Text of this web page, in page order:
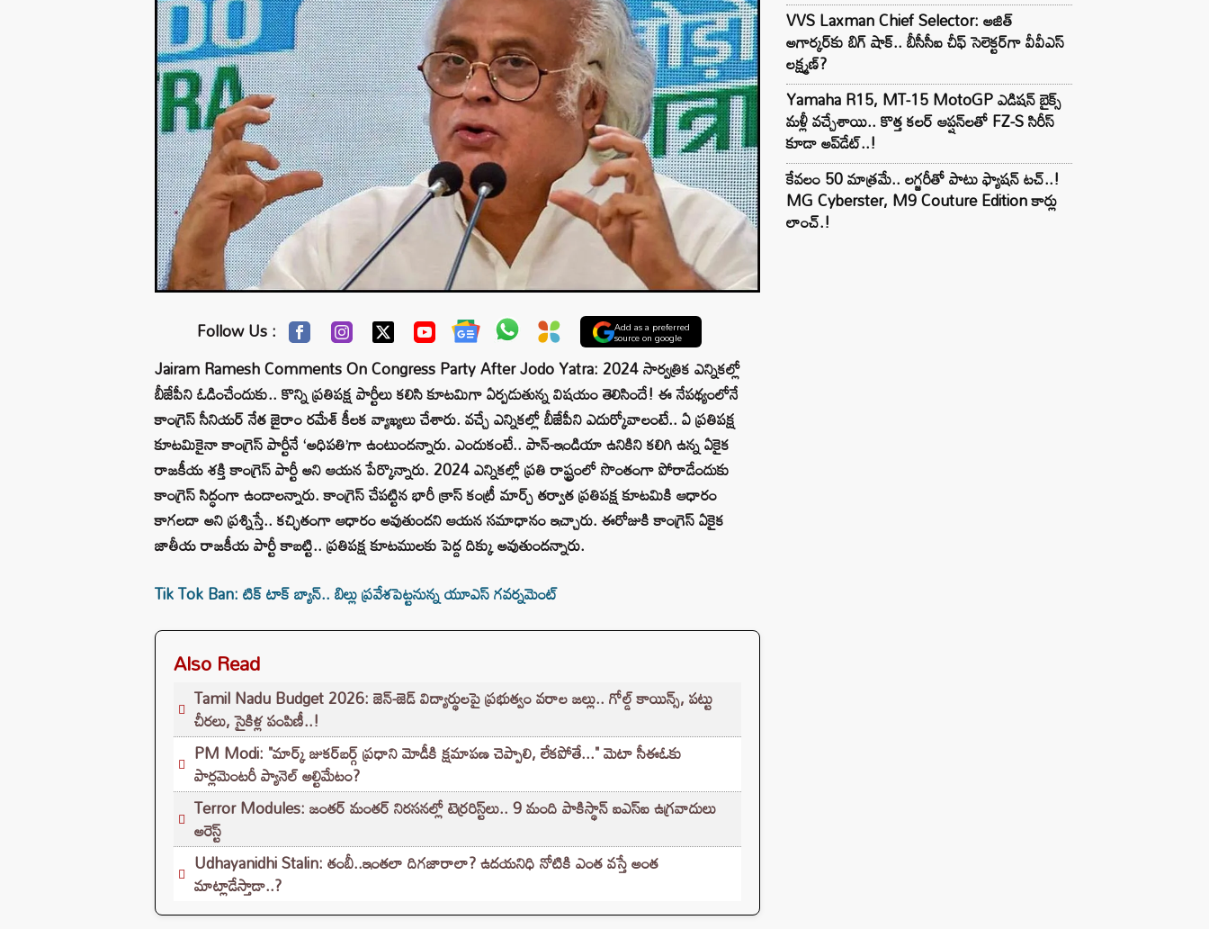
Follow Us : Add as a preferred
source on google
Jairam Ramesh Comments On Congress Party After Jodo Yatra: 2024 సార్వత్రిక ఎన్నికల్లో
బీజేపీని ఓడించేందుకు.. కొన్ని ప్రతిపక్ష పార్టీలు కలిసి కూటమిగా ఏర్పడుతున్న విషయం తెలిసిందే! ఈ నేపథ్యంలోనే
కాంగ్రెస్ సీనియర్ నేత జైరాం రమేశ్ కీలక వ్యాఖ్యలు చేశారు. వచ్చే ఎన్నికల్లో బీజేపీని ఎదుర్కోవాలంటే.. ఏ ప్రతిపక్ష
కూటమికైనా కాంగ్రెస్ పార్టీనే ‘అధిపతి’గా ఉంటుందన్నారు. ఎందుకంటే.. పాన్-ఇండియా ఉనికిని కలిగి ఉన్న ఏకైక
రాజకీయ శక్తి కాంగ్రెస్ పార్టీ అని ఆయన పేర్కొన్నారు. 2024 ఎన్నికల్లో ప్రతి రాష్ట్రంలో సొంతంగా పోరాడేందుకు
కాంగ్రెస్ సిద్ధంగా ఉండాలన్నారు. కాంగ్రెస్ చేపట్టిన భారీ క్రాస్ కంట్రీ మార్చ్ తర్వాత ప్రతిపక్ష కూటమికి ఆధారం
కాగలదా అని ప్రశ్నిస్తే.. కచ్ఛితంగా ఆధారం అవుతుందని ఆయన సమాధానం ఇచ్చారు. ఈరోజుకి కాంగ్రెస్ ఏకైక
జాతీయ రాజకీయ పార్టీ కాబట్టి.. ప్రతిపక్ష కూటములకు పెద్ద దిక్కు అవుతుందన్నారు.
Tik Tok Ban: టిక్ టాక్ బ్యాన్.. బిల్లు ప్రవేశపెట్టనున్న యూఎస్ గవర్నమెంట్
Also Read
Tamil Nadu Budget 2026: జెన్-జెడ్ విద్యార్థులపై ప్రభుత్వం వరాల జల్లు.. గోల్డ్ కాయిన్స్, పట్టు
చీరలు, సైకిళ్ల పంపిణీ..!
PM Modi: "మార్క్ జుకర్‌బర్గ్ ప్రధాని మోడీకి క్షమాపణ చెప్పాలి, లేకపోతే..." మెటా సీఈఓకు
పార్లమెంటరీ ప్యానెల్ అల్టిమేటం?
Terror Modules: జంతర్ మంతర్ నిరసనల్లో టెర్రరిస్ట్‌లు.. 9 మంది పాకిస్థాన్ ఐఎస్ఐ ఉగ్రవాదులు
అరెస్ట్
Udhayanidhi Stalin: తంబీ..ఇంతలా దిగజారాలా? ఉదయనిధి నోటికి ఎంత వస్తే అంత
మాట్లాడేస్తాడా..?
VVS Laxman Chief Selector: అజిత్
అగార్కర్‌కు బిగ్ షాక్.. బీసీసీఐ చీఫ్ సెలెక్టర్‌గా వీవీఎస్
లక్ష్మణ్?
Yamaha R15, MT-15 MotoGP ఎడిషన్ బైక్స్
మళ్లీ వచ్చేశాయి.. కొత్త కలర్ ఆప్షన్‌లతో FZ-S సిరీస్
కూడా అప్‌డేట్..!
కేవలం 50 మాత్రమే.. లగ్జరీతో పాటు ఫ్యాషన్ టచ్..!
MG Cyberster, M9 Couture Edition కార్లు
లాంచ్.!